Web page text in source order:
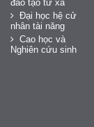
đào tạo từ xa
Đại học hệ cử
nhân tài năng
Cao học và
Nghiên cứu sinh